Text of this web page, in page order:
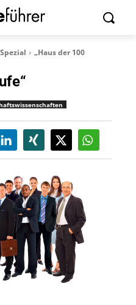
„Haus der 100